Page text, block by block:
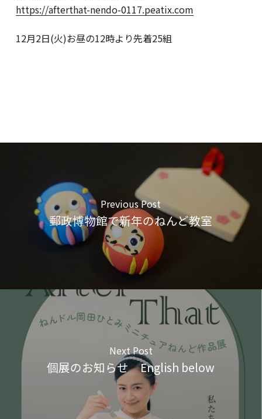
https://afterthat-nendo-0117.peatix.com
12月2日(火)お昼の12時より先着25組
Previous Post
郵政博物館で新年のねんど教室
Next Post
個展のお知らせ English below